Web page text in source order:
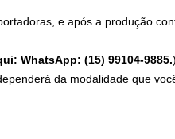
e após a produção
WhatsApp: (15) 99104-9885.
da modalidade que